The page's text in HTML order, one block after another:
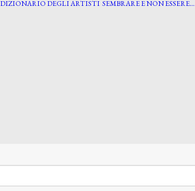
DIZIONARIO DEGLI ARTISTI SEMBRARE E NON ESSERE…